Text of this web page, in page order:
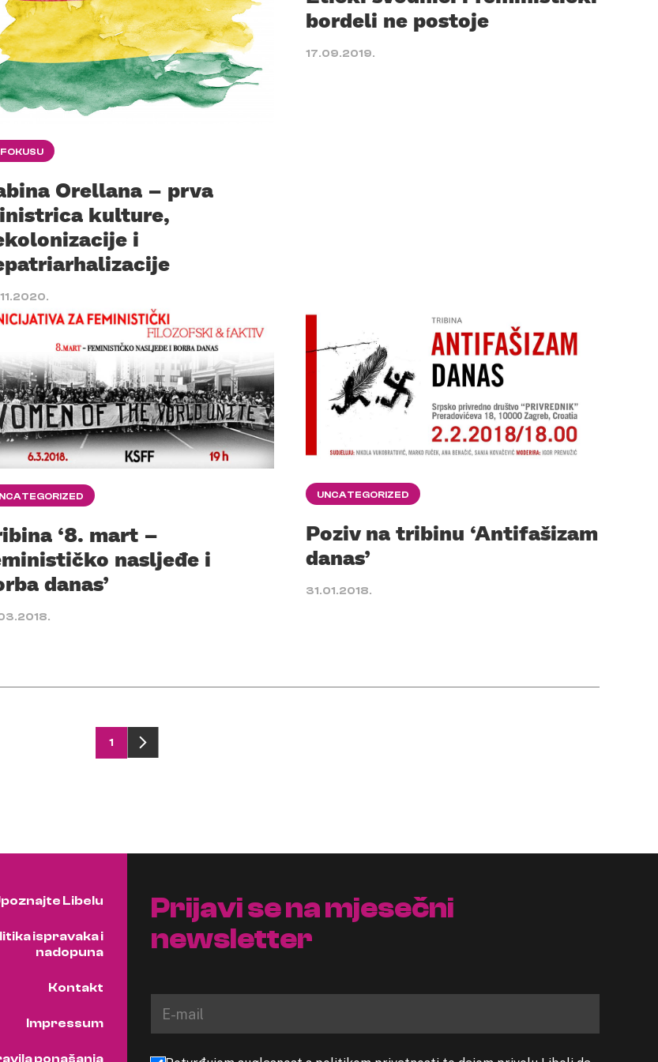
FOKUSU
Orellana – prva
kulture,
i
bordeli ne postoje
17.09.2019.
‘8. mart –
nasljeđe i
danas’
UNCATEGORIZED
Poziv na tribinu ‘Antifašizam
danas’
31.01.2018.
1
Libelu
ispravaka i
nadopuna
Kontakt
Impressum
ponašanja
Prijavi se na mjesečni
newsletter